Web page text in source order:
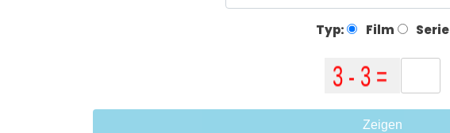
Typ: Film Serie
Zeigen